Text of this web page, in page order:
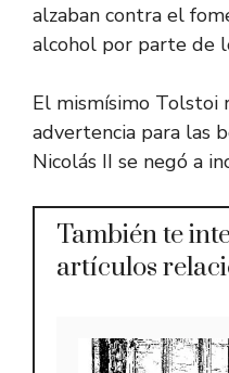
alzaban contra el
alcohol por parte de
El mismísimo
advertencia para las
Nicolás II se negó a
También te
artículos